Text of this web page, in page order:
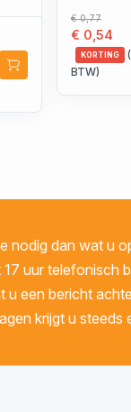
€ 0,77
€ 0,54
KORTING
BTW)
nodig dan wat u
uur telefonisch
een bericht
krijgt u steeds